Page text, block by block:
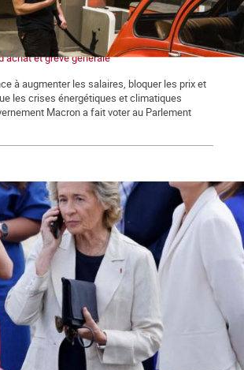
et grève générale
à augmenter les salaires, bloquer les prix et
les crises énergétiques et climatiques
Macron a fait voter au Parlement